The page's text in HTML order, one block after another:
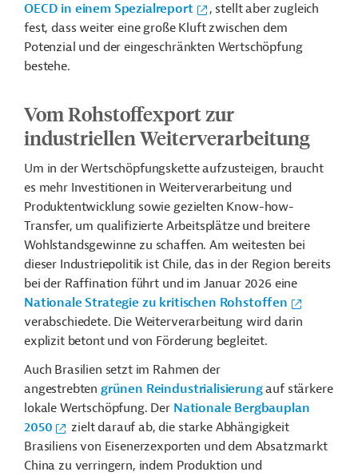
OECD in einem Spezialreport
, stellt aber zugleich
fest, dass weiter eine große Kluft zwischen dem
Potenzial und der eingeschränkten Wertschöpfung
bestehe.
Vom Rohstoffexport zur
industriellen Weiterverarbeitung
Um in der Wertschöpfungskette aufzusteigen, braucht
es mehr Investitionen in Weiterverarbeitung und
Produktentwicklung sowie gezielten Know-how-
Transfer, um qualifizierte Arbeitsplätze und breitere
Wohlstandsgewinne zu schaffen. Am weitesten bei
dieser Industriepolitik ist Chile, das in der Region bereits
bei der Raffination führt und im Januar 2026 eine
Nationale Strategie zu kritischen Rohstoffen
verabschiedete. Die Weiterverarbeitung wird darin
explizit betont und von Förderung begleitet.
Auch Brasilien setzt im Rahmen der
angestrebten grünen Reindustrialisierungauf stärkere
lokale Wertschöpfung. Der Nationale Bergbauplan
2050
zielt darauf ab, die starke Abhängigkeit
Brasiliens von Eisenerzexporten und dem Absatzmarkt
China zu verringern, indem Produktion und